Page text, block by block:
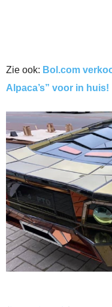
Zie ook: Bol.com
Alpaca’s” voor in huis!